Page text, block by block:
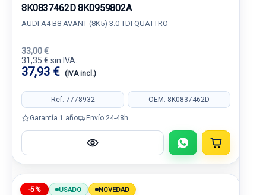
8K0837462D 8K0959802A
AUDI A4 B8 AVANT (8K5) 3.0 TDI QUATTRO
33,00 €
31,35 € sin IVA.
37,93 € (IVA incl.)
Ref: 7778932 OEM: 8K0837462D
Garantía 1 año Envío 24-48h
-5% USADO NOVEDAD